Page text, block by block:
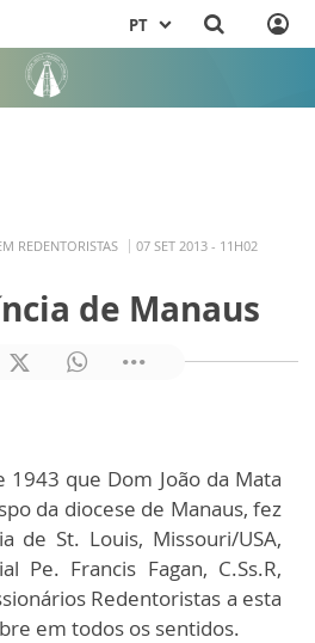
PT
REDENTORISTAS 07 SET 2013 - 11H02
de Manaus
1943 que Dom João da Mata
da diocese de Manaus, fez
de St. Louis, Missouri/USA,
Pe. Francis Fagan, C.Ss.R,
Redentoristas a esta
em todos os sentidos.